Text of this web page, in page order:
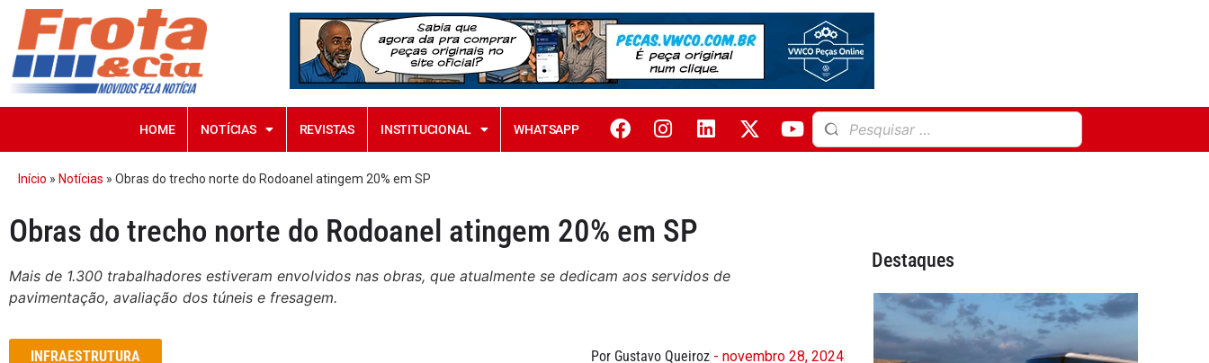
HOME NOTÍCIAS REVISTAS INSTITUCIONAL WHATSAPP
Início » Notícias » Obras do trecho norte do Rodoanel atingem 20% em SP
Obras do trecho norte do Rodoanel atingem 20% em SP
Mais de 1.300 trabalhadores estiveram envolvidos nas obras, que atualmente se dedicam aos servidos de
pavimentação, avaliação dos túneis e fresagem.
INFRAESTRUTURA Por Gustavo Queiroz - novembro 28, 2024
Destaques